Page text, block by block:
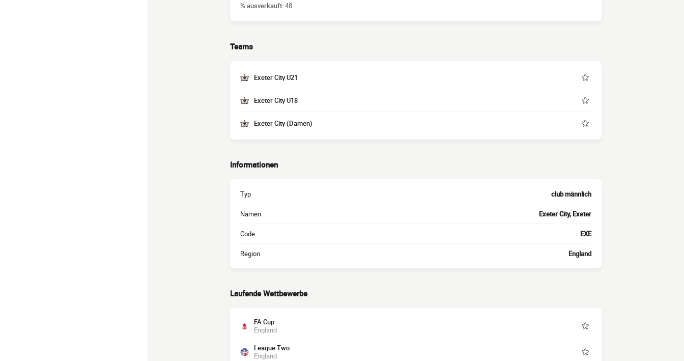
% ausverkauft:48
Teams
Exeter City U21
Exeter City U18
Exeter City (Damen)
Informationen
Typ club männlich
Namen Exeter City, Exeter
Code EXE
Region England
Laufende Wettbewerbe
FA Cup
England
League Two
England